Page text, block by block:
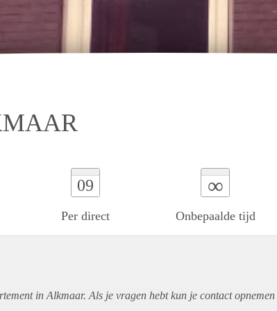
09
Per direct
∞
Onbepaalde tijd
in Alkmaar. Als je vragen hebt kun je contact opnemen